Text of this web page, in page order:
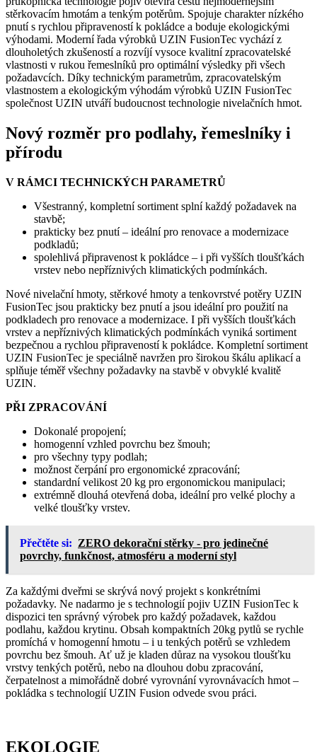
stěrkovacím hmotám a tenkým potěrům. Spojuje charakter nízkého
pnutí s rychlou připraveností k pokládce a boduje ekologickými
výhodami. Moderní řada výrobků UZIN FusionTec vychází z
dlouholetých zkušeností a rozvíjí vysoce kvalitní zpracovatelské
vlastnosti v rukou řemeslníků pro optimální výsledky při všech
požadavcích. Díky technickým parametrům, zpracovatelským
vlastnostem a ekologickým výhodám výrobků UZIN FusionTec
společnost UZIN utváří budoucnost technologie nivelačních hmot.
Nový rozměr pro podlahy, řemeslníky i
přírodu
V RÁMCI TECHNICKÝCH PARAMETRŮ
Všestranný, kompletní sortiment splní každý požadavek na
stavbě;
prakticky bez pnutí – ideální pro renovace a modernizace
podkladů;
spolehlivá připravenost k pokládce – i při vyšších tloušťkách
vrstev nebo nepříznivých klimatických podmínkách.
Nové nivelační hmoty, stěrkové hmoty a tenkovrstvé potěry UZIN
FusionTec jsou prakticky bez pnutí a jsou ideální pro použití na
podkladech pro renovace a modernizace. I při vyšších tloušťkách
vrstev a nepříznivých klimatických podmínkách vyniká sortiment
bezpečnou a rychlou připraveností k pokládce. Kompletní sortiment
UZIN FusionTec je speciálně navržen pro širokou škálu aplikací a
splňuje téměř všechny požadavky na stavbě v obvyklé kvalitě
UZIN.
PŘI ZPRACOVÁNÍ
Dokonalé propojení;
homogenní vzhled povrchu bez šmouh;
pro všechny typy podlah;
možnost čerpání pro ergonomické zpracování;
standardní velikost 20 kg pro ergonomickou manipulaci;
extrémně dlouhá otevřená doba, ideální pro velké plochy a
velké tloušťky vrstev.
Přečtěte si: ZERO dekorační stěrky - pro jedinečné
povrchy, funkčnost, atmosféru a moderní styl
Za každými dveřmi se skrývá nový projekt s konkrétními
požadavky. Ne nadarmo je s technologií pojiv UZIN FusionTec k
dispozici ten správný výrobek pro každý požadavek, každou
podlahu, každou krytinu. Obsah kompaktních 20kg pytlů se rychle
promíchá v homogenní hmotu – i u tenkých potěrů se vzhledem
povrchu bez šmouh. Ať už je kladen důraz na vysokou tloušťku
vrstvy tenkých potěrů, nebo na dlouhou dobu zpracování,
čerpatelnost a mimořádně dobré vyrovnání vyrovnávacích hmot –
pokládka s technologií UZIN Fusion odvede svou práci.
EKOLOGIE